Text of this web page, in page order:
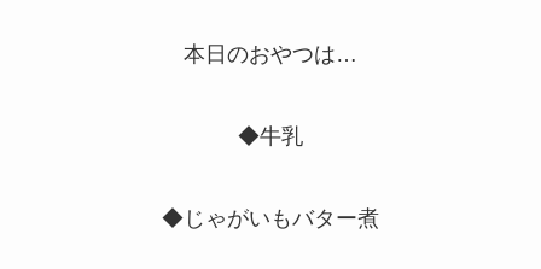
本日のおやつは…
◆牛乳
◆じゃがいもバター煮